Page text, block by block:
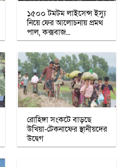
১৫০০ টমটম লাইসেন্স ইস্যু
নিয়ে ফের আলোচনায় প্রমথ
পাল, কক্সবাজ...
রোহিঙ্গা সংকটে বাড়ছে
উখিয়া-টেকনাফের স্থানীয়দের
উদ্বেগ